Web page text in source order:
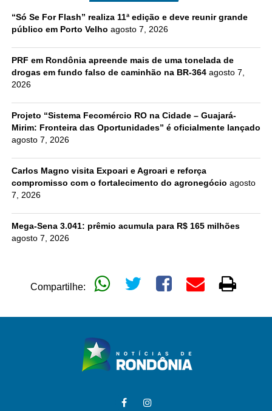
“Só Se For Flash” realiza 11ª edição e deve reunir grande
público em Porto Velho agosto 7, 2026
PRF em Rondônia apreende mais de uma tonelada de
drogas em fundo falso de caminhão na BR-364 agosto 7,
2026
Projeto “Sistema Fecomércio RO na Cidade – Guajará-
Mirim: Fronteira das Oportunidades” é oficialmente lançado
agosto 7, 2026
Carlos Magno visita Expoari e Agroari e reforça
compromisso com o fortalecimento do agronegócio agosto
7, 2026
Mega-Sena 3.041: prêmio acumula para R$ 165 milhões
agosto 7, 2026
Compartilhe: